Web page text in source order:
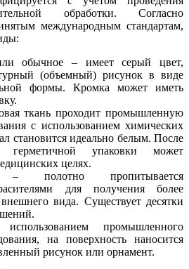
обработки. Согласно
международным стандартам,
обычное – имеет серый цвет,
(объемный) рисунок в виде
формы. Кромка может иметь
ткань проходит промышленную
с использованием химических
становится идеально белым. После
герметичной упаковки может
целях.
– полотно пропитывается
для получения более
вида. Существует десятки
промышленного
на поверхность наносится
рисунок или орнамент.